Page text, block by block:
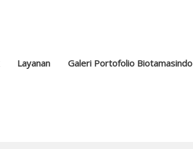
Layanan Galeri Portofolio Biotamasindo